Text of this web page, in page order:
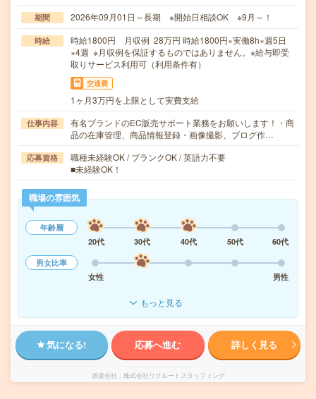
期間 2026年09月01日～長期 ※開始日相談OK ※9月～！
時給
時給1800円 月収例 28万円 時給1800円×実働8h×週5日
×4週 ※月収例を保証するものではありません。※給与即受
取りサービス利用可（利用条件有）
交通費
1ヶ月3万円を上限として実費支給
仕事内容
有名ブランドのEC販売サポート業務をお願いします！・商
品の在庫管理、商品情報登録・画像撮影、ブログ作…
応募資格
職種未経験OK / ブランクOK / 英語力不要
■未経験OK！
職場の雰囲気
年齢層
20代
30代 40代 50代
60代
男女比率
女性
男性
もっと見る
気になる! 応募へ進む 詳しく見る
派遣会社 株式会社リクルートスタッフィング